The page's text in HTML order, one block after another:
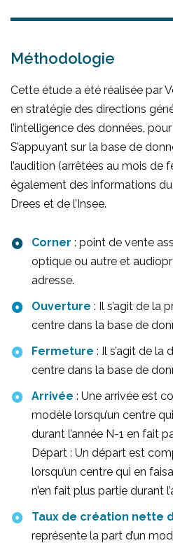
L’avis de Brice
président du SDA
Malgré les reventes
proches mais inégales
38 % d’indépendants,
succursalistes ou
d’audio-optique.
Sachant qu’il y a en
des indépendants
catégorie, l’exercice
majoritaire et montre
l’optimisme des
Méthodologie
Cette étude a été réalisée par
en stratégie des directions
l’intelligence des données, pour
S’appuyant sur la base de
l’audition (arrêtées au mois de
également des informations
Drees et de l’Insee.
Corner : point de vente
optique ou autre et
adresse.
Ouverture : Il s’agit de la
centre dans la base de
Fermeture : Il s’agit de la
centre dans la base de
Arrivée : Une arrivée est
modèle lorsqu’un centre
durant l’année N-1 en fait
Départ : Un départ est
lorsqu’un centre qui en
n’en fait plus partie durant
Taux de création nette
représente la part d’un